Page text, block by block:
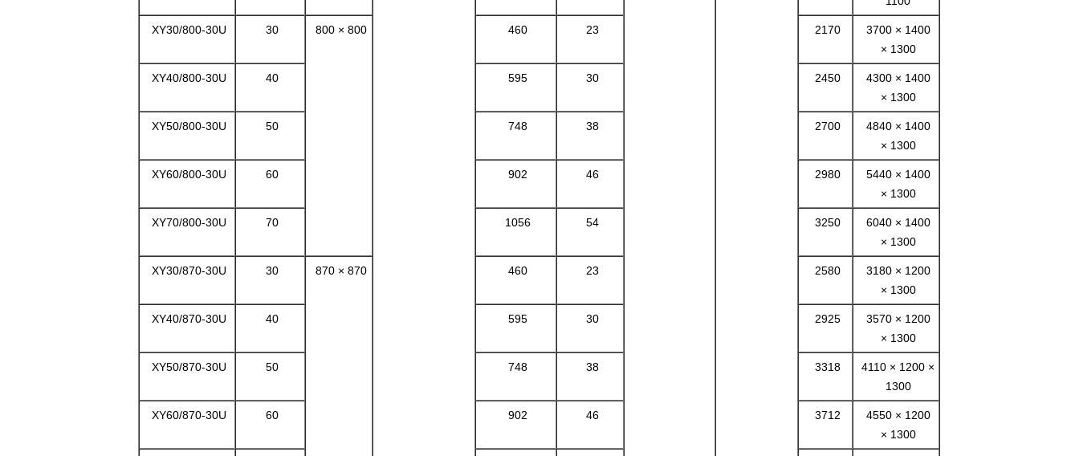
XY30/800-30U 30 800 × 800 460 23 2170
3700 × 1400
× 1300
XY40/800-30U 40 595 30 2450
4300 × 1400
× 1300
XY50/800-30U 50 748 38 2700
4840 × 1400
× 1300
XY60/800-30U 60 902 46 2980
5440 × 1400
× 1300
XY70/800-30U 70 1056 54 3250
6040 × 1400
× 1300
XY30/870-30U 30 870 × 870 460 23 2580
3180 × 1200
× 1300
XY40/870-30U 40 595 30 2925
3570 × 1200
× 1300
XY50/870-30U 50 748 38 3318
4110 × 1200 ×
1300
XY60/870-30U 60 902 46 3712
4550 × 1200
× 1300